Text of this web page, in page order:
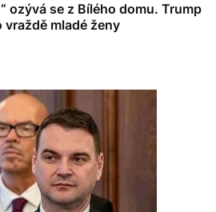
ozývá se z Bílého domu. Trump
mladé ženy